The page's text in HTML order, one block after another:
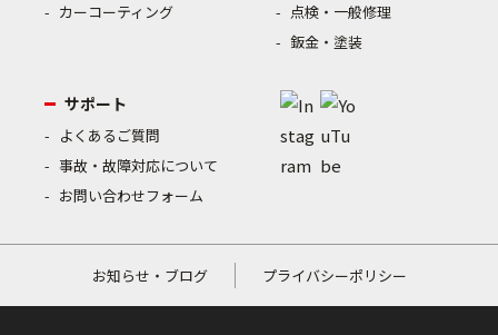
カーコーティング
点検・一般修理
鈑金・塗装
サポート
よくあるご質問
事故・故障対応について
お問い合わせフォーム
お知らせ・ブログ プライバシーポリシー